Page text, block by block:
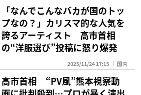
「なんでこんなバカが国のトッ
プなの？」カリスマ的な人気を
誇るアーティスト 高市首相
の“洋服選び”投稿に怒り爆発
2025/11/24 17:15 国内
高市首相 “PV風”熊本視察動